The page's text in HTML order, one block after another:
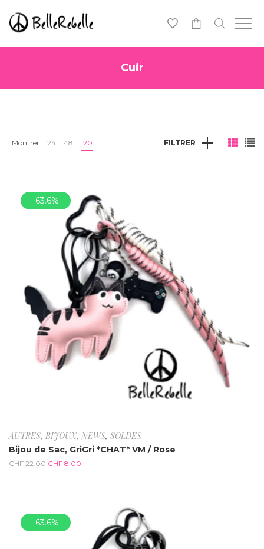
Cuir
Montrer 24 48 120 FILTRER
-63.6%
AUTRES, BIJOUX,NEWS, SOLDES
Bijou de Sac, GriGri *CHAT* VM / Rose
CHF22.00 CHF 8.00
-63.6%